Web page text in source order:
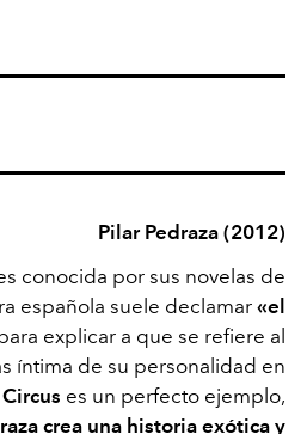
Pilar Pedraza (2012)
conocida por sus novelas de
española suele declamar «el
explicar a que se refiere al
íntima de su personalidad en
es un perfecto ejemplo,
crea una historia exótica y